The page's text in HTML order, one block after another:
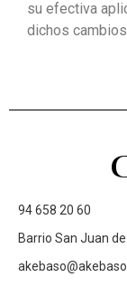
su efectiva
dichos
94 658 20 60
Barrio San Juan